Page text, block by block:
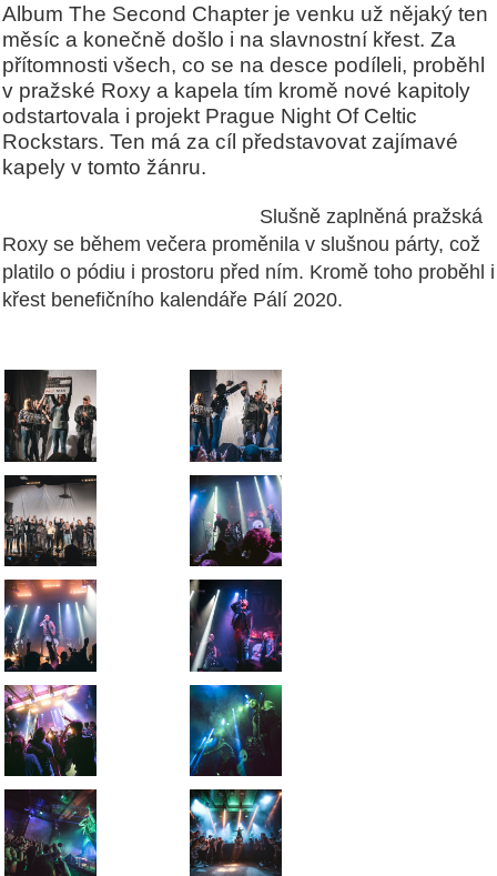
Album The Second Chapter je venku už nějaký ten
měsíc a konečně došlo i na slavnostní křest. Za
přítomnosti všech, co se na desce podíleli, proběhl
v pražské Roxy a kapela tím kromě nové kapitoly
odstartovala i projekt Prague Night Of Celtic
Rockstars. Ten má za cíl představovat zajímavé
kapely v tomto žánru.
Slušně zaplněná pražská
Roxy se během večera proměnila v slušnou párty, což
platilo o pódiu i prostoru před ním. Kromě toho proběhl i
křest benefičního kalendáře Pálí 2020.